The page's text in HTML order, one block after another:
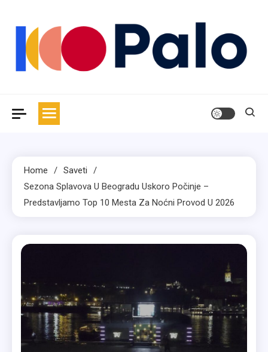
content
Home
Saveti
Sezona Splavova U Beogradu Uskoro Počinje –
Predstavljamo Top 10 Mesta Za Noćni Provod U 2026